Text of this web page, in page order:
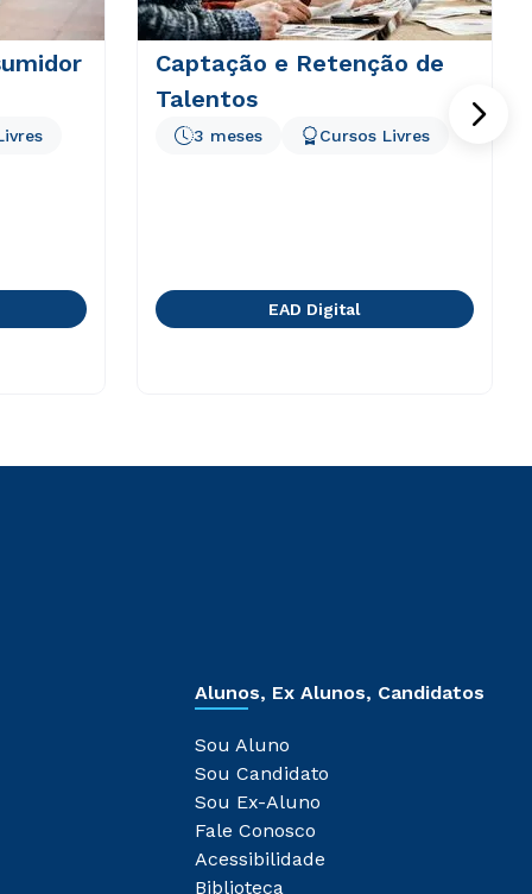
Captação e Retenção de
Talentos
3 meses Cursos Livres
EAD Digital
Alunos, Ex Alunos, Candidatos
Sou Aluno
Sou Candidato
Sou Ex-Aluno
Fale Conosco
Acessibilidade
Biblioteca